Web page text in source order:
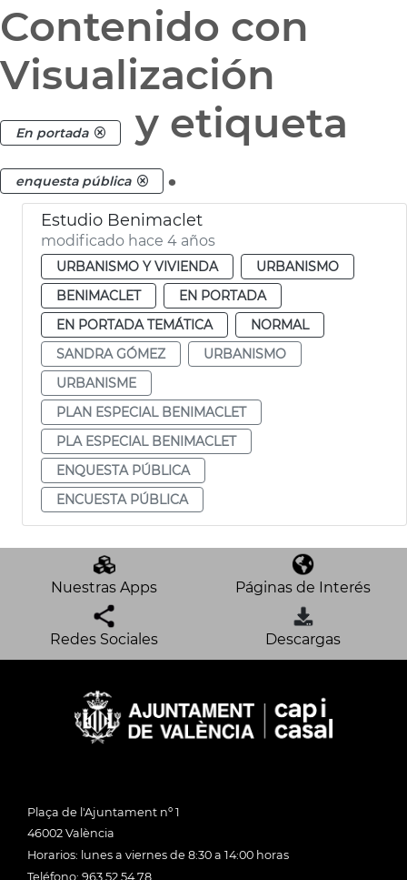
Contenido con
Visualización
En portada y etiqueta
enquesta pública .
Estudio Benimaclet
modificado hace 4 años
URBANISMO Y VIVIENDA
URBANISMO
BENIMACLET
EN PORTADA
EN PORTADA TEMÁTICA
NORMAL
SANDRA GÓMEZ
URBANISMO
URBANISME
PLAN ESPECIAL BENIMACLET
PLA ESPECIAL BENIMACLET
ENQUESTA PÚBLICA
ENCUESTA PÚBLICA
Nuestras Apps Páginas de Interés
Redes Sociales Descargas
Plaça de l'Ajuntament nº 1
46002 València
Horarios: lunes a viernes de 8:30 a 14:00 horas
Teléfono: 963 52 54 78